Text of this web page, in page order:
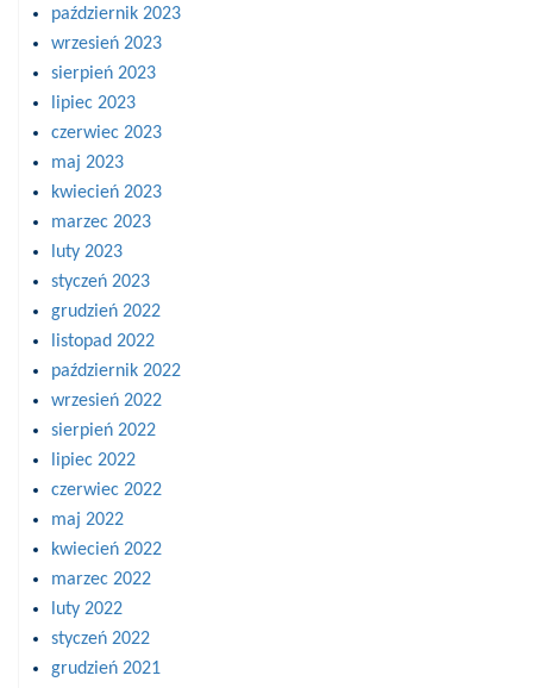
październik 2023
wrzesień 2023
sierpień 2023
lipiec 2023
czerwiec 2023
maj 2023
kwiecień 2023
marzec 2023
luty 2023
styczeń 2023
grudzień 2022
listopad 2022
październik 2022
wrzesień 2022
sierpień 2022
lipiec 2022
czerwiec 2022
maj 2022
kwiecień 2022
marzec 2022
luty 2022
styczeń 2022
grudzień 2021